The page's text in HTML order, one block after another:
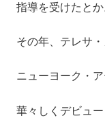
指導を受けたとか
その年、テレサ
ニューヨーク・
華々しくデビュー